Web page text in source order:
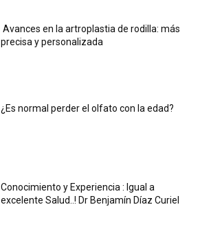
Avances en la artroplastia de rodilla: más
precisa y personalizada
¿Es normal perder el olfato con la edad?
Conocimiento y Experiencia : Igual a
excelente Salud..! Dr Benjamín Díaz Curiel